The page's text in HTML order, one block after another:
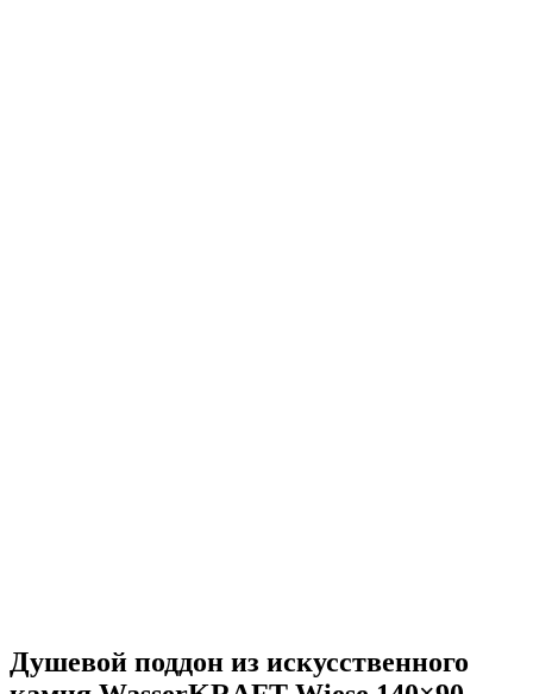
Душевой поддон из искусственного